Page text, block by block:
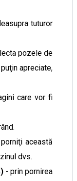
tuturor
pozele de
apreciate,
care vor fi
această
dvs.
)- prin pornirea